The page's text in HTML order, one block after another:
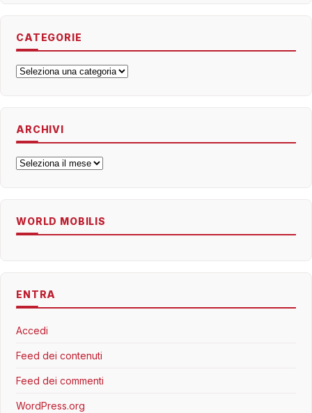
CATEGORIE
Categorie
ARCHIVI
Archivi
WORLD MOBILIS
ENTRA
Accedi
Feed dei contenuti
Feed dei commenti
WordPress.org